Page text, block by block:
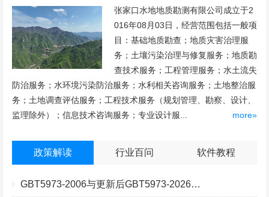
张家口水地地质勘测有限公司成立于2
016年08月03日，经营范围包括一般项
目：基础地质勘查；地质灾害治理服
务；土壤污染治理与修复服务；地质勘
查技术服务；工程管理服务；水土流失
防治服务；水环境污染防治服务；水利相关咨询服务；土地整治服
务；土地调查评估服务；工程技术服务（规划管理、勘察、设计、
监理除外）；信息技术咨询服务；专业设计服...
more»
政策解读 行业百问 软件教程
GBT5973-2006与更新后GBT5973-2026区别你知道几点？